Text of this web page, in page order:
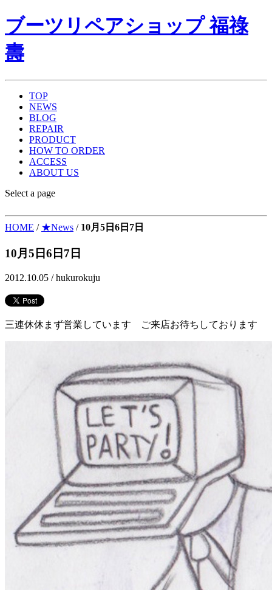
ブーツリペアショップ 福祿
壽
TOP
NEWS
BLOG
REPAIR
PRODUCT
HOW TO ORDER
ACCESS
ABOUT US
Select a page
HOME / ★News / 10月5日6日7日
10月5日6日7日
2012.10.05 /hukurokuju
三連休休まず営業しています ご来店お待ちしております